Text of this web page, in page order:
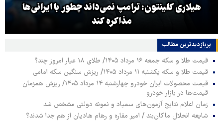
هیلاری کلینتون: ترامپ نمی‌داند چطور با ایرانی‌ها
مذاکره کند
پربازدیدترین‌ مطالب
قیمت طلا و سکه جمعه ۱۶ مرداد ۱۴۰۵/ طلای ۱۸ عیار امروز چند؟
قیمت طلا و سکه یکشنبه ۱۱ مرداد ۱۴۰۵/ ریزش سنگین سکه امامی
قیمت محصولات ایران خودرو چهارشنبه ۱۴ مرداد ۱۴۰۵/ ریزش همزمان
قیمت‌ها در بازار خودرو
زمان اعلام نتایج آزمون‌های سمپاد و نمونه دولتی مشخص شد
شایعه انحلال ماکان‌بند / امیر مقاره و رهام هادیان از هم جدا شدند؟